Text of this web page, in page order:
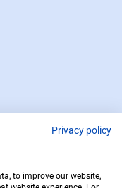
Privacy policy
to improve our website,